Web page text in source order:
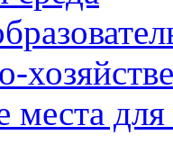
места